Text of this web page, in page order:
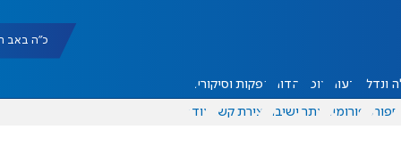
כ"ה באב תשפ"ו
ונדל"ן דעות אוכל יהדות הפקות וסיקורים
ספורט פורומים אתר ישיבה יצירת קשר עוד